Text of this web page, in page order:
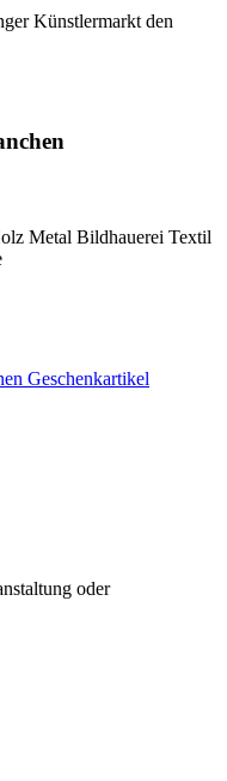
Künstlermarkt den
und einen Einblick in
Allerlei Feines und
sollten Sie sich den
lassen.
Metal Bildhauerei Textil
Geschenkartikel
oder